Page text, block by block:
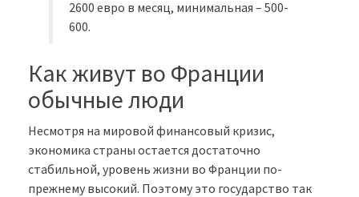
2600 евро в месяц, минимальная – 500-
600.
Как живут во Франции
обычные люди
Несмотря на мировой финансовый кризис,
экономика страны остается достаточно
стабильной, уровень жизни во Франции по-
прежнему высокий. Поэтому это государство так